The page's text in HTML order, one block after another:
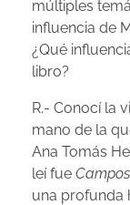
ENTREVISTA
múltiples
influencia de
¿Qué
libro?
R.- Conocí la
mano de la
Ana Tomás
leí fue
una profunda